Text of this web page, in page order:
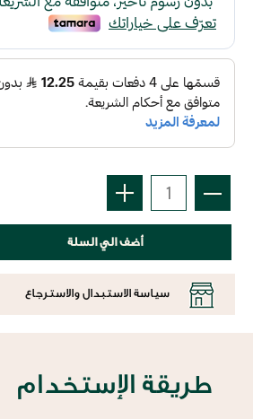
أضف الي السلة
سياسة الاستبدال والاسترجاع
طريقة الإستخدام